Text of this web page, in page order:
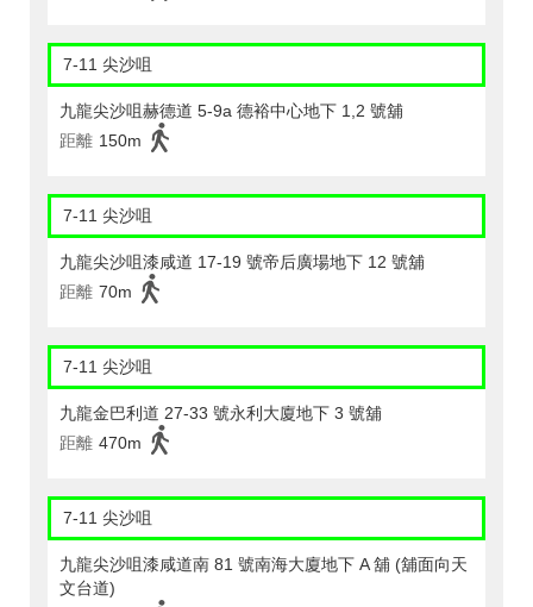
7-11 尖沙咀
九龍尖沙咀赫德道 5-9a 德裕中心地下 1,2 號舖
距離 150m
7-11 尖沙咀
九龍尖沙咀漆咸道 17-19 號帝后廣場地下 12 號舖
距離 70m
7-11 尖沙咀
九龍金巴利道 27-33 號永利大廈地下 3 號舖
距離 470m
7-11 尖沙咀
九龍尖沙咀漆咸道南 81 號南海大廈地下 A 舖 (舖面向天
文台道)